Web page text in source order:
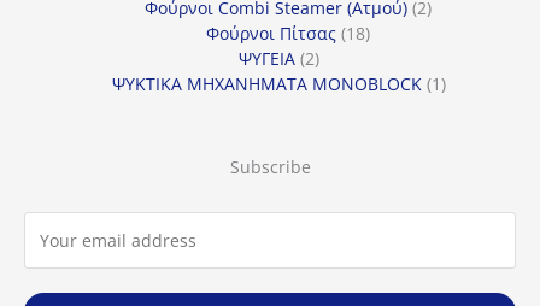
προϊόντα
Φούρνοι Combi Steamer (Ατμού) 22
Φούρνοι Πίτσας 1818
ΨΥΓΕΙΑ 22
προϊόντα
ΨΥΚΤΙΚΑ ΜΗΧΑΝΗΜΑΤΑ MONOBLOCK 11
Subscribe